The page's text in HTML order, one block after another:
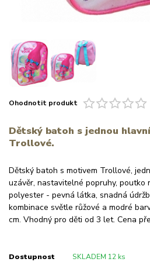
Ohodnotit produkt
Dětský batoh s jednou
Trollové.
Dětský batoh s motivem Trollové,
uzávěr, nastavitelné popruhy, poutko
polyester - pevná látka, snadná
kombinace světle růžové a modré
cm. Vhodný pro děti od 3 let. Cena
Dostupnost SKLADEM 12 ks